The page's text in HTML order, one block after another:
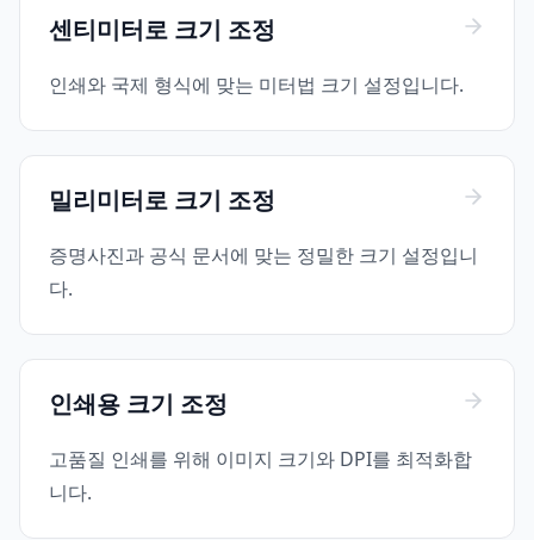
센티미터로 크기 조정
인쇄와 국제 형식에 맞는 미터법 크기 설정입니다.
밀리미터로 크기 조정
증명사진과 공식 문서에 맞는 정밀한 크기 설정입니
다.
인쇄용 크기 조정
고품질 인쇄를 위해 이미지 크기와 DPI를 최적화합
니다.